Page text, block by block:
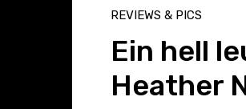
REVIEWS & PICS
Ein hell
Heather